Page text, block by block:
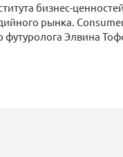
бизнес-
рынка.
Элвина